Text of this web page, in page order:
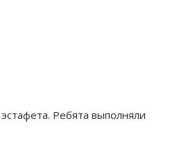
Ребята выполняли